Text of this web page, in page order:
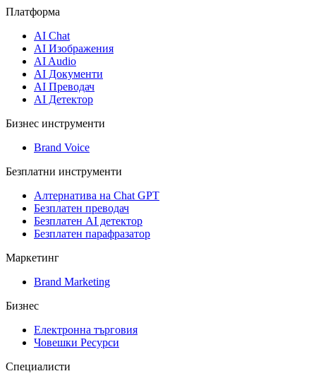
Платформа
AI Chat
AI Изображения
AI Audio
AI Документи
AI Преводач
AI Детектор
Бизнес инструменти
Brand Voice
Безплатни инструменти
Алтернатива на Chat GPT
Безплатен преводач
Безплатен AI детектор
Безплатен парафразатор
Маркетинг
Brand Marketing
Бизнес
Електронна търговия
Човешки Ресурси
Специалисти